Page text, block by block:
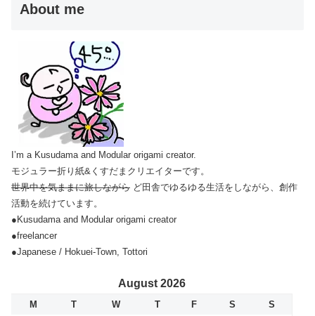
About me
I’m a Kusudama and Modular origami creator.
モジュラー折り紙&くすだまクリエイターです。
世界中を気ままに旅しながら ど田舎でゆるゆる生活をしながら、創作
活動を続けています。
●Kusudama and Modular origami creator
●freelancer
●Japanese / Hokuei-Town, Tottori
August 2026
M T W T F S
S